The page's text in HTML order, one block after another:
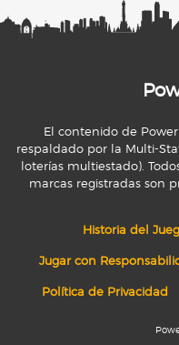
El contenido de
respaldado por la Multi-
loterías multiestado).
marcas registradas son
Historia del
Jugar con
Política de Privacidad